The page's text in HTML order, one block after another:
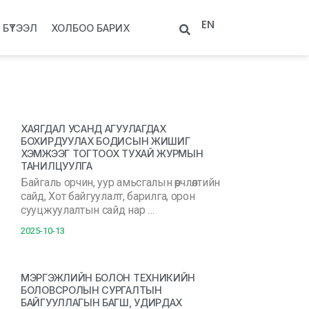
БҮТЭЭЛ ХОЛБОО БАРИХ EN
ХАЯГДАЛ УСАНД АГУУЛАГДАХ
БОХИРДУУЛАХ БОДИСЫН ЖИШИГ
ХЭМЖЭЭГ ТОГТООХ ТУХАЙ ЖУРМЫН
ТАНИЛЦУУЛГА
Байгаль орчин, уур амьсгалын өөрчлөлтийн
сайд, Хот байгуулалт, барилга, орон
сууцжуулалтын сайд нар …
2025-10-13
МЭРГЭЖЛИЙН БОЛОН ТЕХНИКИЙН
БОЛОВСРОЛЫН СУРГАЛТЫН
БАЙГУУЛЛАГЫН БАГШ, УДИРДАХ